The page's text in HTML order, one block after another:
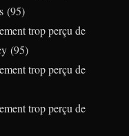
(95)
trop perçu de
(95)
trop perçu de
trop perçu de